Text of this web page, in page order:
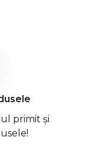
primit și